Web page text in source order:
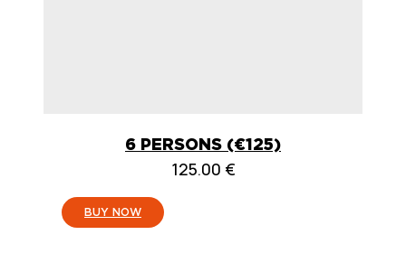
6 PERSONS (€125)
125.00 €
BUY NOW:
6